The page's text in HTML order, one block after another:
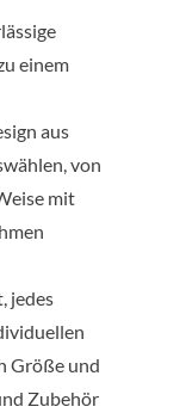
einem
aus
von
mit
jedes
Größe und
Zubehör